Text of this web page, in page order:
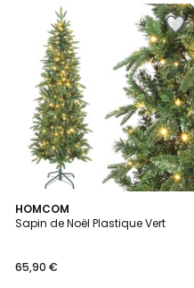
HOMCOM
Sapin de Noël Plastique Vert
65,90 €